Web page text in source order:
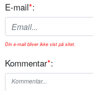
E-mail*:
Din e-mail bliver ikke vist på sitet.
Kommentar*: